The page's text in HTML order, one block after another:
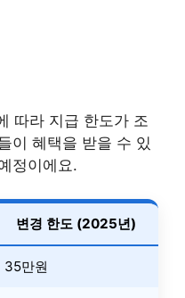
따라 지급 한도가 조
이 혜택을 받을 수 있
정이에요.
변경 한도 (2025년)
35만원